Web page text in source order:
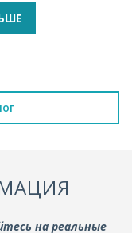
на реальные